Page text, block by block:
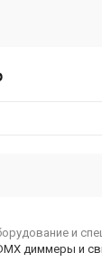
и
диммеры и